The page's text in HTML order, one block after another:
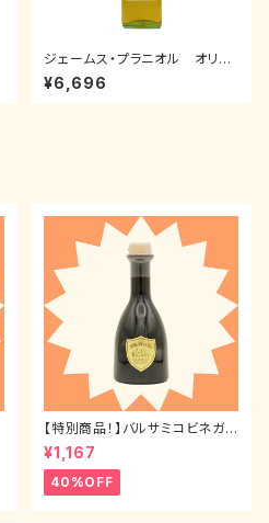
ジェームス・プラニオル オリー
ブオイル エキストラバージン 1
L
¥6,696
【特別商品！】バルサミコビネガ
ー インヴェッキアート3年物 25
0ml
¥1,167
40%OFF